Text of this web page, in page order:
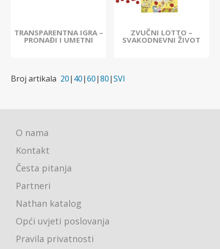
TRANSPARENTNA IGRA –
PRONAĐI I UMETNI
ZVUČNI LOTTO –
SVAKODNEVNI ŽIVOT
Broj artikala 20| 40|60|80|SVI
O nama
Kontakt
Česta pitanja
Partneri
Nathan katalog
Opći uvjeti poslovanja
Pravila privatnosti